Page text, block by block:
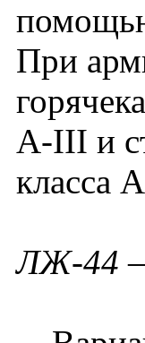
При
А-III и
класса
ЛЖ-44